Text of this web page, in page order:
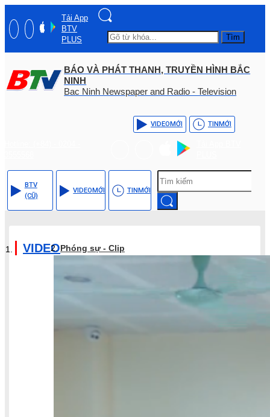
Tải App
BTV
PLUS
Tìm
BÁO VÀ PHÁT THANH, TRUYỀN HÌNH BẮC
NINH
Bac Ninh Newspaper and Radio - Television
VIDEOMỚI TINMỚI
BTV
(CŨ)
VIDEOMỚI TINMỚI
VIDEOPhóng sự - Clip